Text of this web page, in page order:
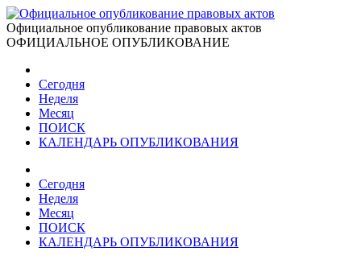
Официальное опубликование правовых актов
ОФИЦИАЛЬНОЕ ОПУБЛИКОВАНИЕ
Сегодня
Неделя
Месяц
ПОИСК
КАЛЕНДАРЬ ОПУБЛИКОВАНИЯ
Сегодня
Неделя
Месяц
ПОИСК
КАЛЕНДАРЬ ОПУБЛИКОВАНИЯ